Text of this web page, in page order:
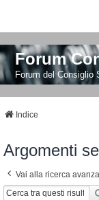
Forum
Forum del
Indice
Argomenti
Vai alla ricerca